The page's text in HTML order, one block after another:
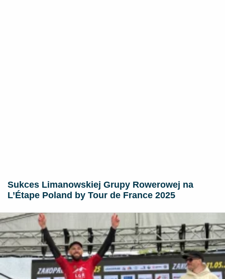
Sukces Limanowskiej Grupy Rowerowej na
L’Étape Poland by Tour de France 2025